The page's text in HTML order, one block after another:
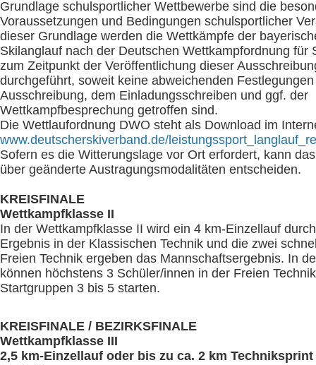
Grundlage schulsportlicher Wettbewerbe sind die
Voraussetzungen und Bedingungen schulsportlicher
dieser Grundlage werden die Wettkämpfe der
Skilanglauf nach der Deutschen Wettkampfordnung für
zum Zeitpunkt der Veröffentlichung dieser
durchgeführt, soweit keine abweichenden
Ausschreibung, dem Einladungsschreiben und ggf. der
Wettkampfbesprechung getroffen sind.
Die Wettlaufordnung DWO steht als Download im
www.deutscherskiverband.de/
Sofern es die Witterungslage vor Ort erfordert, kann
über geänderte Austragungsmodalitäten entscheiden.
KREISFINALE
Wettkampfklasse II
In der Wettkampfklasse II wird ein 4 km-Einzellauf
Ergebnis in der Klassischen Technik und die zwei
Freien Technik ergeben das Mannschaftsergebnis. In
können höchstens 3 Schüler/innen in der Freien
Startgruppen 3 bis 5 starten.
KREISFINALE / BEZIRKSFINALE
Wettkampfklasse III
2,5 km-Einzellauf oder bis zu ca. 2 km